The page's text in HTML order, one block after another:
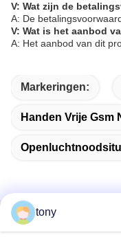
V: Wat zijn de
A: De
V: Wat is het aanbod
A: Het aanbod van dit
Markeringen:
Handen Vrije
Snel contact
tony